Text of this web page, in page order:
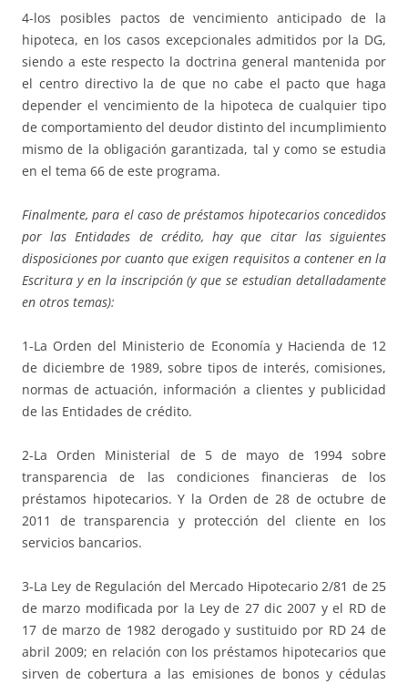
4-los posibles pactos de vencimiento anticipado de la
hipoteca, en los casos excepcionales admitidos por la DG,
siendo a este respecto la doctrina general mantenida por
el centro directivo la de que no cabe el pacto que haga
depender el vencimiento de la hipoteca de cualquier tipo
de comportamiento del deudor distinto del incumplimiento
mismo de la obligación garantizada, tal y como se estudia
en el tema 66 de este programa.
Finalmente, para el caso de préstamos hipotecarios concedidos
por las Entidades de crédito, hay que citar las siguientes
disposiciones por cuanto que exigen requisitos a contener en la
Escritura y en la inscripción (y que se estudian detalladamente
en otros temas):
1-La Orden del Ministerio de Economía y Hacienda de 12
de diciembre de 1989, sobre tipos de interés, comisiones,
normas de actuación, información a clientes y publicidad
de las Entidades de crédito.
2-La Orden Ministerial de 5 de mayo de 1994 sobre
transparencia de las condiciones financieras de los
préstamos hipotecarios. Y la Orden de 28 de octubre de
2011 de transparencia y protección del cliente en los
servicios bancarios.
3-La Ley de Regulación del Mercado Hipotecario 2/81 de 25
de marzo modificada por la Ley de 27 dic 2007 y el RD de
17 de marzo de 1982 derogado y sustituido por RD 24 de
abril 2009; en relación con los préstamos hipotecarios que
sirven de cobertura a las emisiones de bonos y cédulas